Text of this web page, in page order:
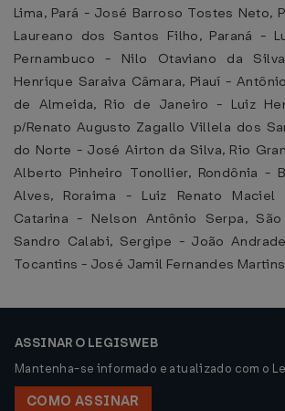
Lima, Pará - José Barroso Tostes Neto,
Laureano dos Santos Filho, Paraná -
Pernambuco - Nilo Otaviano da
Henrique Saraiva Câmara, Piauí -
de Almeida, Rio de Janeiro - Luiz
p/Renato Augusto Zagallo Villela dos
do Norte - José Airton da Silva, Rio
Alberto Pinheiro Tonollier, Rondônia -
Alves, Roraima - Luiz Renato Maciel
Catarina - Nelson Antônio Serpa,
Sandro Calabi, Sergipe - João
Tocantins - José Jamil Fernandes
ASSINAR O LEGISWEB
Mantenha-se informado e atualizado com o
COMO ASSINAR